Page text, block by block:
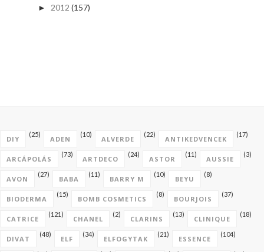
► 2012 (157)
DIY
(25)
ADEN
(10)
ALVERDE
(22)
ANTIKEDVENCEK
(17)
ARCÁPOLÁS
(73)
ARTDECO
(24)
ASTOR
(11)
AUSSIE
(3)
AVON
(27)
BABA
(11)
BARRY M
(10)
BEYU
(8)
BIODERMA
(15)
BOMB COSMETICS
(8)
BOURJOIS
(37)
CATRICE
(121)
CHANEL
(2)
CLARINS
(13)
CLINIQUE
(18)
DIVAT
(48)
ELF
(34)
ELFOGYTAK
(21)
ESSENCE
(104)